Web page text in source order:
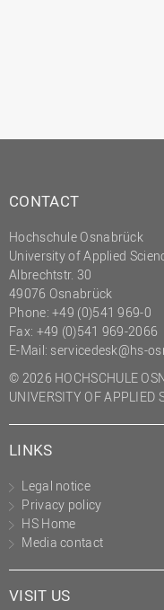
CONTACT
Hochschule Osnabrück
University of Applied
Albrechtstr. 30
49076 Osnabrück
Phone: +49 (0)541 969-0
Fax: +49 (0)541 969-2066
E-Mail: servicedesk@hs-
© 2026 HOCHSCHULE
UNIVERSITY OF APPLIED
LINKS
Legal notice
Privacy policy
HS Home
Media contact
VISIT US